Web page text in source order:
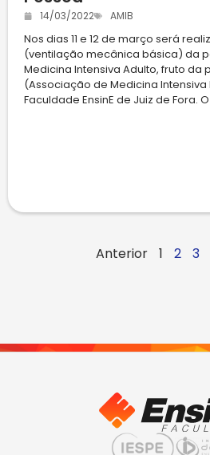
14/03/2022 AMIB
Nos dias 11 e 12 de março será
(ventilação mecânica básica) da
Medicina Intensiva Adulto, fruto da
(Associação de Medicina
Faculdade EnsinE de Juiz de Fora.
Anterior 1 2 3